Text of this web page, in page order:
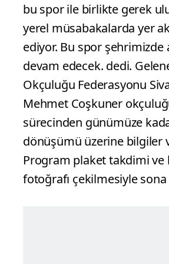
bu spor ile birlikte gerek
yerel müsabakalarda yer
ediyor. Bu spor şehrimizde
devam edecek. dedi.
Okçuluğu Federasyonu
Mehmet Coşkuner
sürecinden günümüze
dönüşümü üzerine bilgiler
Program plaket takdimi ve
fotoğrafı çekilmesiyle